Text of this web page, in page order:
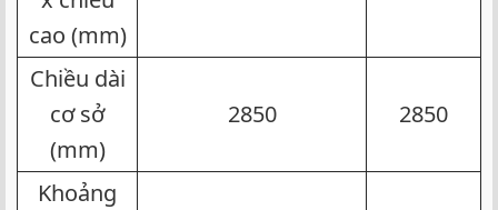
cao (mm)​
Chiều dài
cơ sở
(mm)​
2850​ 2850​
Khoảng